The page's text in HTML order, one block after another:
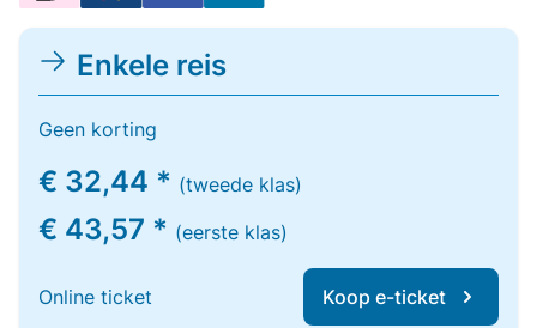
Enkele reis
Geen korting
€ 32,44 * (tweede klas)
€ 43,57 * (eerste klas)
Online ticket Koop e-ticket